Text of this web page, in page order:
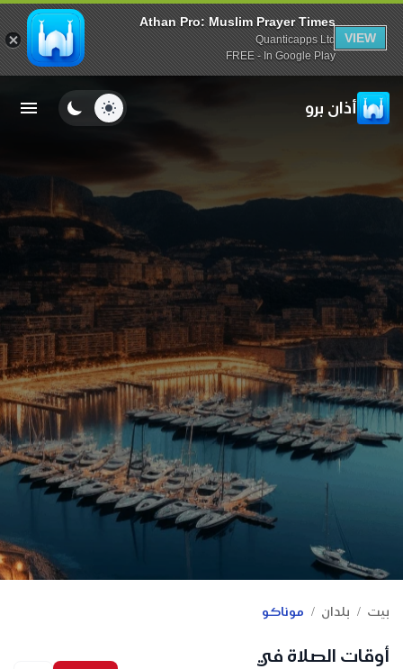
Athan Pro: Muslim Prayer Times
Quanticapps Ltd
FREE - In Google Play
VIEW
أذان برو
بيت / بلدان / موناكو
أوقات الصلاة في